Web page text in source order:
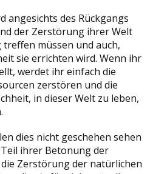
angesichts des Rückgangs
der Zerstörung ihrer Welt
treffen müssen und auch,
sie errichten wird. Wenn ihr
werdet ihr einfach die
zerstören und die
in dieser Welt zu leben,
dies nicht geschehen sehen
ihrer Betonung der
Zerstörung der natürlichen